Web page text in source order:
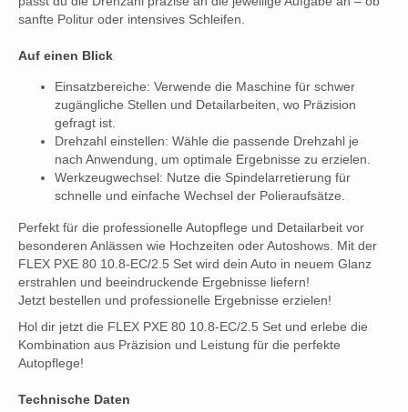
sanfte Politur oder intensives Schleifen.
Auf einen Blick
Einsatzbereiche: Verwende die Maschine für schwer
zugängliche Stellen und Detailarbeiten, wo Präzision
gefragt ist.
Drehzahl einstellen: Wähle die passende Drehzahl je
nach Anwendung, um optimale Ergebnisse zu erzielen.
Werkzeugwechsel: Nutze die Spindelarretierung für
schnelle und einfache Wechsel der Polieraufsätze.
Perfekt für die professionelle Autopflege und Detailarbeit vor
besonderen Anlässen wie Hochzeiten oder Autoshows. Mit der
FLEX PXE 80 10.8-EC/2.5 Set wird dein Auto in neuem Glanz
erstrahlen und beeindruckende Ergebnisse liefern!
Jetzt bestellen und professionelle Ergebnisse erzielen!
Hol dir jetzt die FLEX PXE 80 10.8-EC/2.5 Set und erlebe die
Kombination aus Präzision und Leistung für die perfekte
Autopflege!
Technische Daten